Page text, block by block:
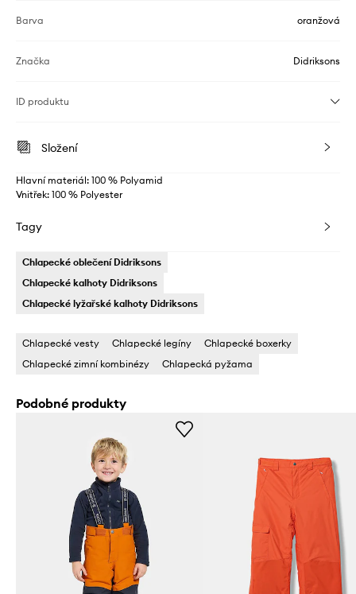
Barva oranžová
Značka Didriksons
ID produktu
Složení
Hlavní materiál: 100 % Polyamid
Vnitřek: 100 % Polyester
Tagy
Chlapecké oblečení Didriksons
Chlapecké kalhoty Didriksons
Chlapecké lyžařské kalhoty Didriksons
Chlapecké vesty Chlapecké legíny
Chlapecké boxerky
Chlapecké zimní kombinézy
Chlapecká pyžama
Podobné produkty